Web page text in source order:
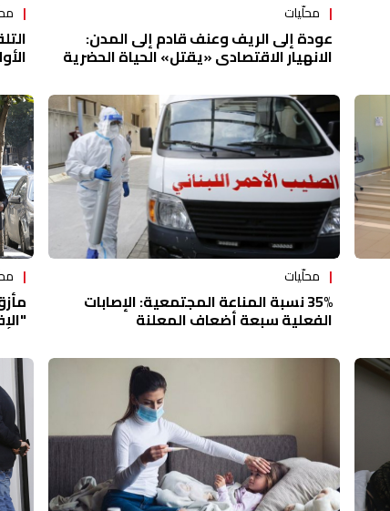
محلّيات
عودة إلى الريف وعنف قادم إلى المدن:
الانهيار الاقتصادي «يقتل» الحياة الحضرية
محلّيات
35% نسبة المناعة المجتمعية: الإصابات
الفعلية سبعة أضعاف المعلنة